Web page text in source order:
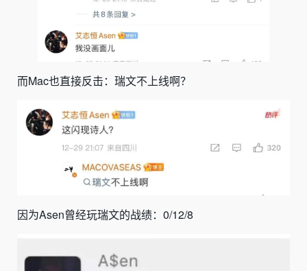
而Mac也直接反击：瑞文不上线啊？
因为Asen曾经玩瑞文的战绩： 0/12/8